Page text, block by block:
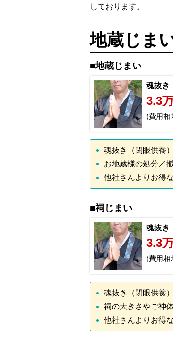
しております。
地蔵じま
■地蔵じまい
魂抜き
3.3
(費用相
魂抜き（閉眼供養
お地蔵様の処分／
他社さんよりお得
■祠じまい
魂抜き
3.3
(費用相
魂抜き（閉眼供養
祠の大きさやご神
他社さんよりお得